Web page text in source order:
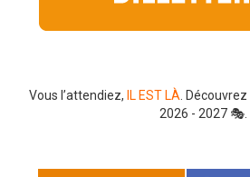
Vous l’attendiez, IL EST LÀ .
2026 - 2027 🎭.